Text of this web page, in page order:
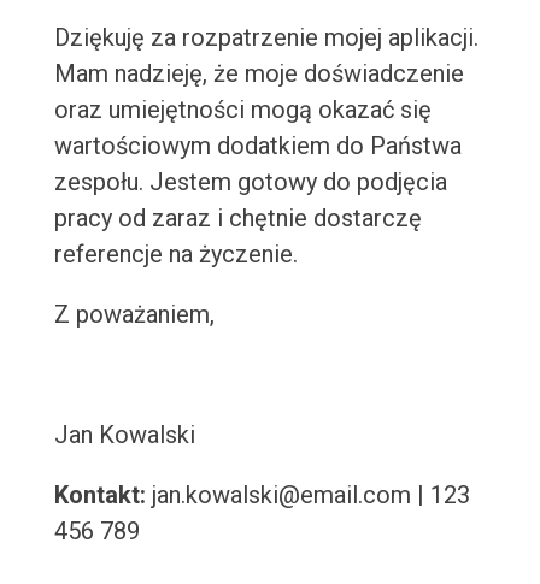
Dziękuję za rozpatrzenie mojej aplikacji.
Mam nadzieję, że moje doświadczenie
oraz umiejętności mogą okazać się
wartościowym dodatkiem do Państwa
zespołu. Jestem gotowy do podjęcia
pracy od zaraz i chętnie dostarczę
referencje na życzenie.
Z poważaniem,
Jan Kowalski
Kontakt: jan.kowalski@email.com | 123
456 789